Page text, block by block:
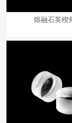
熔融石英楔